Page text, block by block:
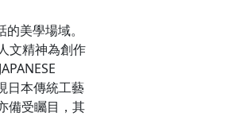
美學場域。
文精神為創作
日本傳統工藝
備受矚目，其